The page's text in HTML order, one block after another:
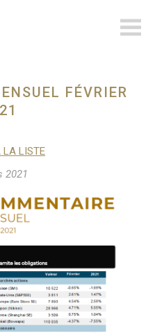
FÉVRIER
LA LISTE
2021